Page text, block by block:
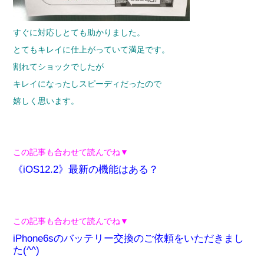
すぐに対応しとても助かりました。
とてもキレイに仕上がっていて満足です。
割れてショックでしたが
キレイになったしスピーディだったので
嬉しく思います。
この記事も合わせて読んでね▼
《iOS12.2》最新の機能はある？
この記事も合わせて読んでね▼
iPhone6sのバッテリー交換のご依頼をいただきまし
た(^^)